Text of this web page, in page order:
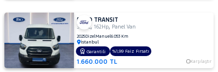
VAN
2.2
350
MF
350
MF
FORD TRANSIT
350 L,162Hp, Panel Van
2025DizelManuel6.053 Km
İstanbul
1.660.000 TL Karşılaştır
Garantili %1,99 Faiz Fırsatı